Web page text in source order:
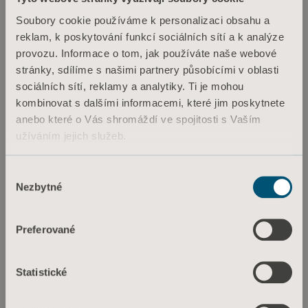
Soubory cookie používáme k personalizaci obsahu a
reklam, k poskytování funkcí sociálních sítí a k analýze
provozu. Informace o tom, jak používáte naše webové
stránky, sdílíme s našimi partnery působícími v oblasti
sociálních sítí, reklamy a analytiky. Ti je mohou
kombinovat s dalšími informacemi, které jim poskytnete
anebo které o Vás shromáždí ve spojitosti s Vaším
užíváním jejich služeb.
souhlasu
Nezbytné
Preferované
Statistické
Typhoon